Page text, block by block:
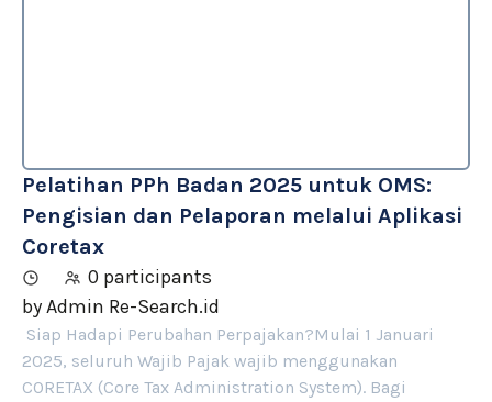
Pelatihan PPh Badan 2025 untuk OMS:
Pengisian dan Pelaporan melalui Aplikasi
Coretax
0 participants
byAdmin Re-Search.id
Siap Hadapi Perubahan Perpajakan?Mulai 1 Januari
2025, seluruh Wajib Pajak wajib menggunakan
CORETAX (Core Tax Administration System). Bagi